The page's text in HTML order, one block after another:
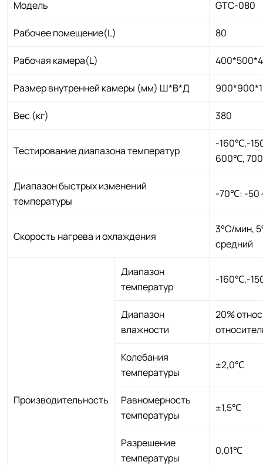
Модель GTC-080
Рабочее помещение(L) 80
Рабочая камера(L)
Размер внутренней камеры (мм) Ш*В*Д
Вес (кг) 380
Тестирование диапазона температур
-160℃,-
600℃,
Диапазон быстрых изменений
температуры
-70℃: -50
Скорость нагрева и охлаждения
3°C/мин,
средний
Производительность
Диапазон
температур
-160℃,-
Диапазон
влажности
20%
Колебания
температуры
±2,0℃
Равномерность
температуры
±1,5℃
Разрешение
температуры
0,01℃